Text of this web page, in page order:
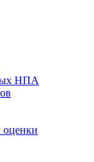
НПА
оценки